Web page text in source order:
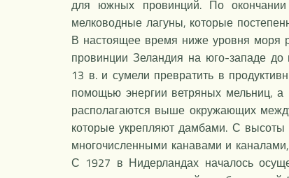
для южных провинций. По
мелководные лагуны, которые
В настоящее время ниже уровня моря
провинции Зеландия на юго-западе
13 в. и сумели превратить в
помощью энергии ветряных мельниц, а
располагаются выше окружающих
которые укрепляют дамбами. С высоты
многочисленными канавами и
С 1927 в Нидерландах началось